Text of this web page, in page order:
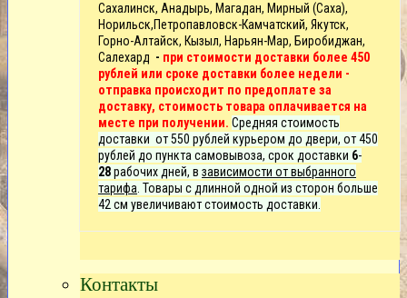
Сахалинск, Анадырь, Магадан, Мирный (Саха),
Норильск,Петропавловск-Камчатский, Якутск,
Горно-Алтайск, Кызыл, Нарьян-Мар, Биробиджан,
Салехард - при стоимости доставки более 450
рублей или сроке доставки более недели -
отправка происходит по предоплате за
доставку, стоимость товара оплачивается на
месте при получении. Средняя стоимость
доставки от 550 рублей курьером до двери, от 450
рублей до пункта самовывоза, срок доставки 6-
28рабочих дней, в зависимости от выбранного
тарифа . Товары с длинной одной из сторон больше
42 см увеличивают стоимость доставки.
Контакты